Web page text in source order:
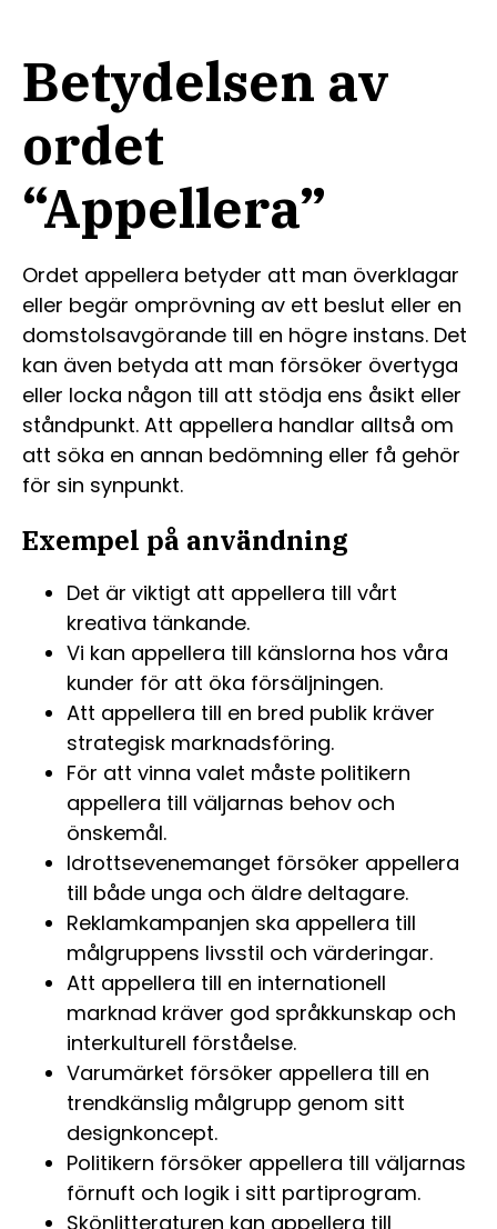
Betydelsen av
ordet
“Appellera”
Ordet appellera betyder att man överklagar
eller begär omprövning av ett beslut eller en
domstolsavgörande till en högre instans. Det
kan även betyda att man försöker övertyga
eller locka någon till att stödja ens åsikt eller
ståndpunkt. Att appellera handlar alltså om
att söka en annan bedömning eller få gehör
för sin synpunkt.
Exempel på användning
Det är viktigt att appellera till vårt
kreativa tänkande.
Vi kan appellera till känslorna hos våra
kunder för att öka försäljningen.
Att appellera till en bred publik kräver
strategisk marknadsföring.
För att vinna valet måste politikern
appellera till väljarnas behov och
önskemål.
Idrottsevenemanget försöker appellera
till både unga och äldre deltagare.
Reklamkampanjen ska appellera till
målgruppens livsstil och värderingar.
Att appellera till en internationell
marknad kräver god språkkunskap och
interkulturell förståelse.
Varumärket försöker appellera till en
trendkänslig målgrupp genom sitt
designkoncept.
Politikern försöker appellera till väljarnas
förnuft och logik i sitt partiprogram.
Skönlitteraturen kan appellera till